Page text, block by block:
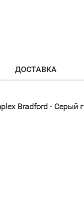
ДОСТАВКА
Bradford - Серый